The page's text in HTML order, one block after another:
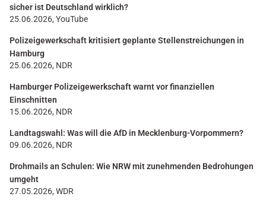
sicher ist Deutschland wirklich?
25.06.2026, YouTube
Polizeigewerkschaft kritisiert geplante Stellenstreichungen in
Hamburg
25.06.2026, NDR
Hamburger Polizeigewerkschaft warnt vor finanziellen
Einschnitten
15.06.2026, NDR
Landtagswahl: Was will die AfD in Mecklenburg-Vorpommern?
09.06.2026, NDR
Drohmails an Schulen: Wie NRW mit zunehmenden Bedrohungen
umgeht
27.05.2026, WDR